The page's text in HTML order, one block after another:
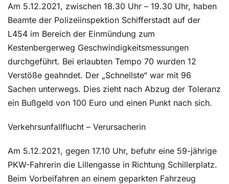
Am 5.12.2021, zwischen 18.30 Uhr – 19.30 Uhr, haben
Beamte der Polizeiinspektion Schifferstadt auf der
L454 im Bereich der Einmündung zum
Kestenbergerweg Geschwindigkeitsmessungen
durchgeführt. Bei erlaubten Tempo 70 wurden 12
Verstöße geahndet. Der „Schnellste“ war mit 96
Sachen unterwegs. Dies zieht nach Abzug der Toleranz
ein Bußgeld von 100 Euro und einen Punkt nach sich.
Verkehrsunfallflucht – Verursacherin
Am 5.12.2021, gegen 17.10 Uhr, befuhr eine 59-jährige
PKW-Fahrerin die Lillengasse in Richtung Schillerplatz.
Beim Vorbeifahren an einem geparkten Fahrzeug